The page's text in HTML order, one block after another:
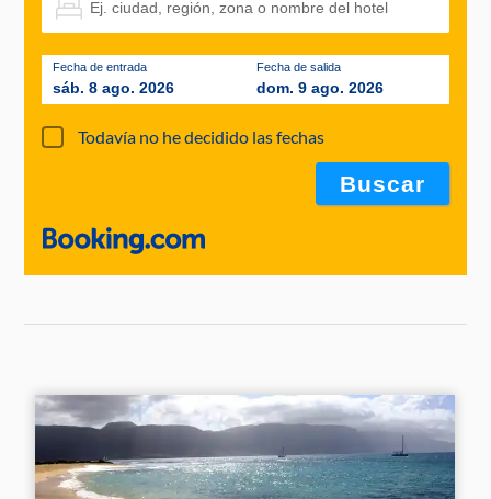
Fecha de entrada
sáb. 8 ago. 2026
Fecha de salida
dom. 9 ago. 2026
Todavía no he decidido las fechas